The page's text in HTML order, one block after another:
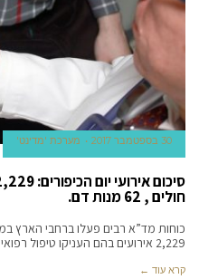
30 בספטמבר 2017 מערכת 'מדינט'
חולים , 62 מנות דם.
כוחות מד”א רבים פעלו ברחבי הארץ
2,229 אירועים בהם העניקו טיפול רפואי לפצועים שסבלו
קרא עוד ←